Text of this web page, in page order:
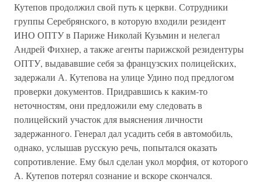
Кутепов продолжил свой путь к церкви. Сотрудники
группы Серебрянского, в которую входили резидент
ИНО ОПТУ в Париже Николай Кузьмин и нелегал
Андрей Фихнер, а также агенты парижской резидентуры
ОПТУ, выдававшие себя за французских полицейских,
задержали А. Кутепова на улице Удино под предлогом
проверки документов. Придравшись к каким-то
неточностям, они предложили ему следовать в
полицейский участок для выяснения личности
задержанного. Генерал дал усадить себя в автомобиль,
однако, услышав русскую речь, попытался оказать
сопротивление. Ему был сделан укол морфия, от которого
А. Кутепов потерял сознание и вскоре скончался.